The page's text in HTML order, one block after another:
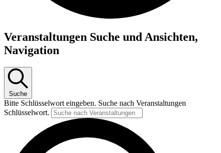
Veranstaltungen
für
9.
April
2026
Veranstaltungen Suche und Ansichten,
Navigation
Suche
Bitte Schlüsselwort eingeben. Suche nach Veranstaltungen
Schlüsselwort.